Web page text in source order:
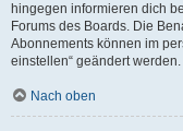
hingegen informieren dich
Forums des Boards. Die
Abonnements können im
einstellen“ geändert werden.
Nach oben